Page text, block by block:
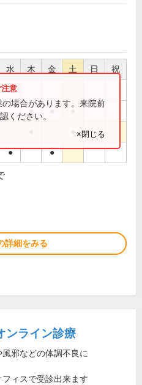
水 木 金 土 日 祝
●
● ● ●
● ●
場合があります。来院前
ください。
×閉じる
詳細をみる
ンライン診療
邪などの体調不良に
フィスで受診出来ます